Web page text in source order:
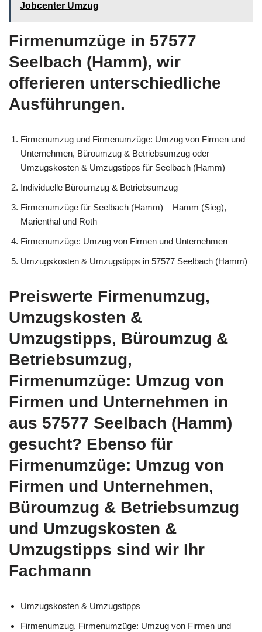
Jobcenter Umzug
Firmenumzüge in 57577
Seelbach (Hamm), wir
offerieren unterschiedliche
Ausführungen.
Firmenumzug und Firmenumzüge: Umzug von Firmen und
Unternehmen, Büroumzug & Betriebsumzug oder
Umzugskosten & Umzugstipps für Seelbach (Hamm)
Individuelle Büroumzug & Betriebsumzug
Firmenumzüge für Seelbach (Hamm) – Hamm (Sieg),
Marienthal und Roth
Firmenumzüge: Umzug von Firmen und Unternehmen
Umzugskosten & Umzugstipps in 57577 Seelbach (Hamm)
Preiswerte Firmenumzug,
Umzugskosten &
Umzugstipps, Büroumzug &
Betriebsumzug,
Firmenumzüge: Umzug von
Firmen und Unternehmen in
aus 57577 Seelbach (Hamm)
gesucht? Ebenso für
Firmenumzüge: Umzug von
Firmen und Unternehmen,
Büroumzug & Betriebsumzug
und Umzugskosten &
Umzugstipps sind wir Ihr
Fachmann
Umzugskosten & Umzugstipps
Firmenumzug, Firmenumzüge: Umzug von Firmen und